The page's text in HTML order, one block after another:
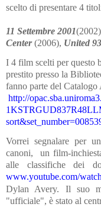
scelto di presentare 4
11 Settembre 2001
Center(2006), United 93
I 4 film scelti per questo
prestito presso la
fanno parte del
http://
Vorrei segnalare per
canoni,
un film-
alle classifiche dei
www.youtube.com/
Dylan Avery. Il suo
"ufficiale", è stato al